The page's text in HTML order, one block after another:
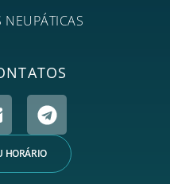
NEUPÁTICAS
HORÁRIO